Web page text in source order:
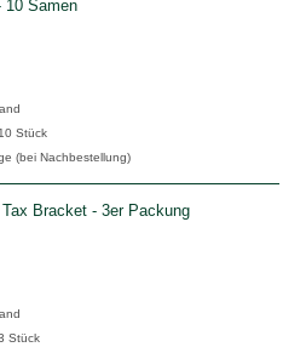
10 Samen
Stück
(bei Nachbestellung)
Bracket - 3er Packung
Stück